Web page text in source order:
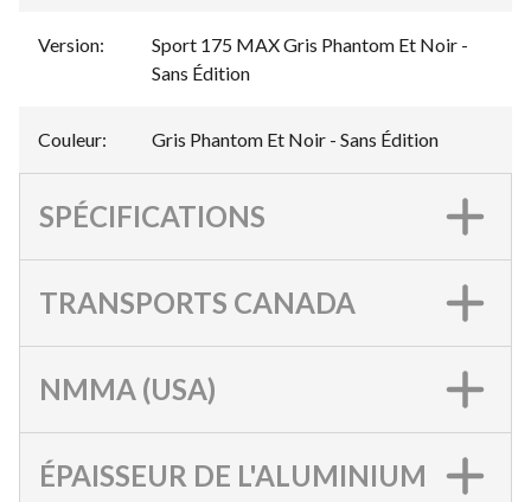
Version:
Sport 175 MAX Gris Phantom Et Noir -
Sans Édition
Couleur: Gris Phantom Et Noir - Sans Édition
SPÉCIFICATIONS
TRANSPORTS CANADA
NMMA (USA)
ÉPAISSEUR DE L'ALUMINIUM